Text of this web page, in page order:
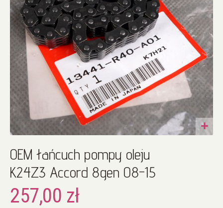
na
początek
galerii
OEM łańcuch pompy oleju
K24Z3 Accord 8gen 08-15
257,00 zł